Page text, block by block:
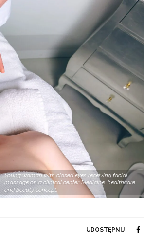
Young woman with closed eyes receiving facial
massage on a clinical center. Medicine, healthcare
and beauty concept.
UDOSTĘPNIJ